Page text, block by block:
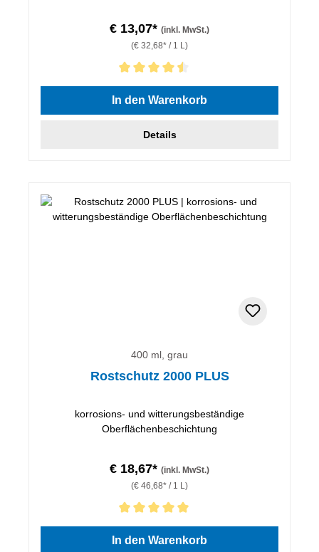
€ 13,07* (inkl. MwSt.)
(€ 32,68* / 1 L)
Durchschnittliche Bewertung von 4.5 von 5 Sternen
In den Warenkorb
Details
400 ml, grau
Rostschutz 2000 PLUS
korrosions- und witterungsbeständige
Oberflächenbeschichtung
€ 18,67* (inkl. MwSt.)
(€ 46,68* / 1 L)
Durchschnittliche Bewertung von 5 von 5 Sternen
In den Warenkorb